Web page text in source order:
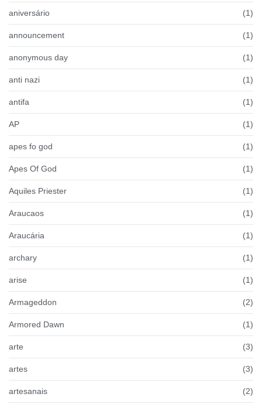
aniversário (1)
announcement (1)
anonymous day (1)
anti nazi (1)
antifa (1)
AP (1)
apes fo god (1)
Apes Of God (1)
Aquiles Priester (1)
Araucaos (1)
Araucária (1)
archary (1)
arise (1)
Armageddon (2)
Armored Dawn (1)
arte (3)
artes (3)
artesanais (2)